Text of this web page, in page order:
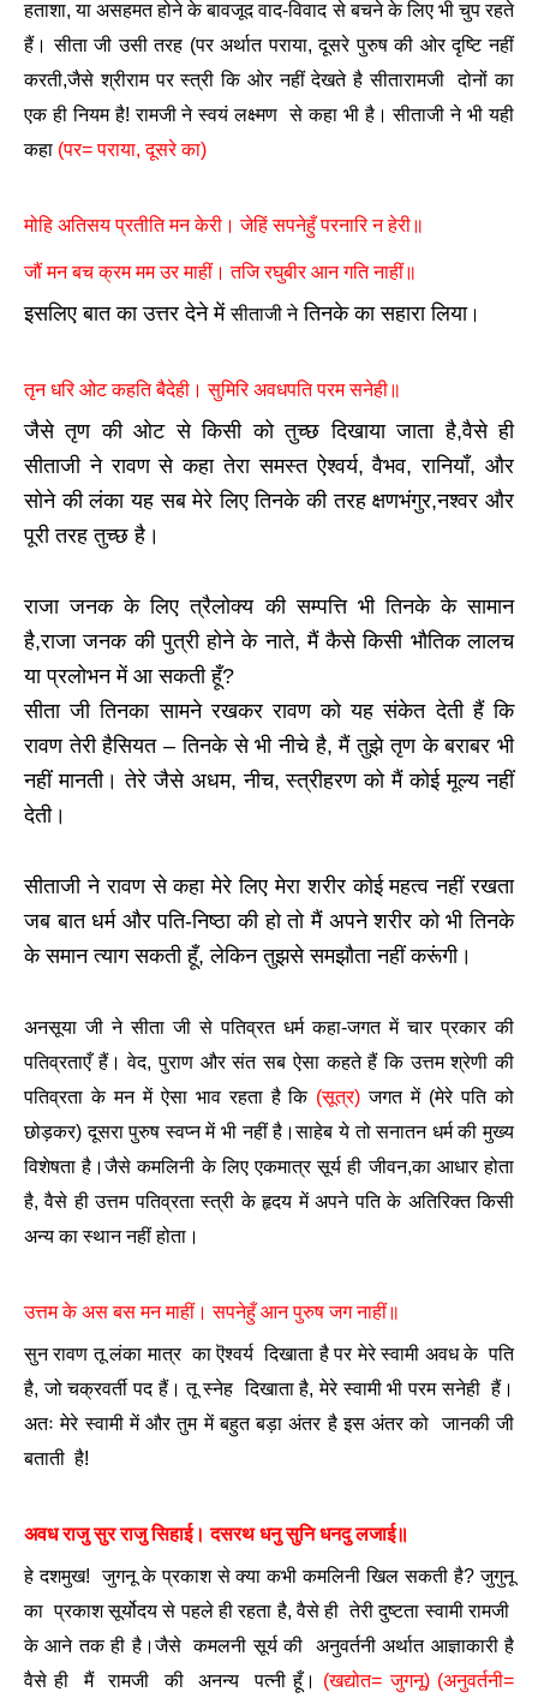
हताशा, या असहमत होने के बावजूद वाद-विवाद से बचने के लिए भी चुप रहते
हैं। सीता जी उसी तरह (पर अर्थात पराया, दूसरे पुरुष की ओर दृष्टि नहीं
करती,जैसे श्रीराम पर स्त्री कि ओर नहीं देखते है सीतारामजी दोनों का
एक ही नियम है! रामजी ने स्वयं लक्ष्मण से कहा भी है। सीताजी ने भी यही
कहा (पर= पराया, दूसरे का)
मोहि अतिसय प्रतीति मन केरी। जेहिं सपनेहुँ परनारि न हेरी॥
जौं मन बच क्रम मम उर माहीं। तजि रघुबीर आन गति नाहीं॥
इसलिए बात का उत्तर देने मेंसीताजी नेतिनके का सहारा लिया।
तृन धरि ओट कहति बैदेही। सुमिरि अवधपति परम सनेही॥
जैसे तृण की ओट से किसी को तुच्छ दिखाया जाता है,वैसे ही
सीताजी ने रावण से कहा तेरा समस्त ऐश्वर्य, वैभव, रानियाँ, और
सोने की लंका यह सब मेरे लिए तिनके की तरह क्षणभंगुर,नश्वर और
पूरी तरह तुच्छ है।
राजा जनक के लिए त्रैलोक्य की सम्पत्ति भी तिनके के सामान
है,राजा जनक की पुत्री होने के नाते, मैं कैसे किसी भौतिक लालच
या प्रलोभन में आ सकती हूँ?
सीता जी तिनका सामने रखकर रावण को यह संकेत देती हैं कि
रावण तेरी हैसियत – तिनके से भी नीचे है, मैं तुझे तृण के बराबर भी
नहीं मानती। तेरे जैसे अधम, नीच, स्त्रीहरण को मैं कोई मूल्य नहीं
देती।
सीताजी ने रावण से कहा मेरे लिए मेरा शरीर कोई महत्व नहीं रखता
जब बात धर्म और पति-निष्ठा की हो तो मैं अपने शरीर को भी तिनके
के समान त्याग सकती हूँ, लेकिन तुझसे समझौता नहीं करूंगी।
अनसूया जी ने सीता जी से पतिव्रत धर्म कहा-जगत में चार प्रकार की
पतिव्रताएँ हैं। वेद, पुराण और संत सब ऐसा कहते हैं कि उत्तम श्रेणी की
पतिव्रता के मन में ऐसा भाव रहता है कि(सूत्र) जगत में (मेरे पति को
छोड़कर) दूसरा पुरुष स्वप्न में भी नहीं है।साहेब ये तो सनातन धर्म की मुख्य
विशेषता है।जैसे कमलिनी के लिए एकमात्र सूर्य ही जीवन,का आधार होता
है, वैसे ही उत्तम पतिव्रता स्त्री के हृदय में अपने पति के अतिरिक्त किसी
अन्य का स्थान नहीं होता।
उत्तम के अस बस मन माहीं। सपनेहुँ आन पुरुष जग नाहीं॥
सुन रावण तू लंका मात्र का ऎश्वर्य दिखाता है पर मेरे स्वामी अवध के पति
है, जो चक्रवर्ती पद हैं। तू स्नेह दिखाता है, मेरे स्वामी भी परम सनेही हैं।
अतः मेरे स्वामी में और तुम में बहुत बड़ा अंतर है इस अंतर को जानकी जी
बताती है!
अवध राजु सुर राजु सिहाई। दसरथ धनु सुनि धनदु लजाई॥
हे दशमुख! जुगनू के प्रकाश से क्या कभी कमलिनी खिल सकती है? जुगुनू
का प्रकाश सूर्योदय से पहले ही रहता है, वैसे ही तेरी दुष्टता स्वामी रामजी
के आने तक ही है।जैसे कमलनी सूर्य की अनुवर्तनी अर्थात आज्ञाकारी है
वैसे ही मैं रामजी की अनन्य पत्नी हूँ। (खद्योत= जुगनू) (अनुवर्तनी=